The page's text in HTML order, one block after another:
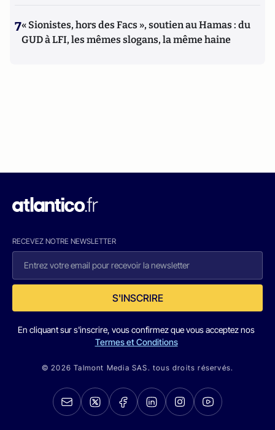
7« Sionistes, hors des Facs », soutien au Hamas : du
GUD à LFI, les mêmes slogans, la même haine
RECEVEZ NOTRE NEWSLETTER
S'INSCRIRE
En cliquant sur s'inscrire, vous confirmez que vous acceptez nos
Termes et Conditions
© 2026 Talmont Media SAS. tous droits réservés.